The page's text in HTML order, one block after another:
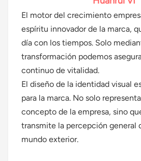
Polski
El motor del crecimiento
espíritu innovador de la marca,
día con los tiempos. Solo
transformación podemos
continuo de vitalidad.
El diseño de la identidad visual
para la marca. No solo
concepto de la empresa, sino
transmite la percepción general
mundo exterior.